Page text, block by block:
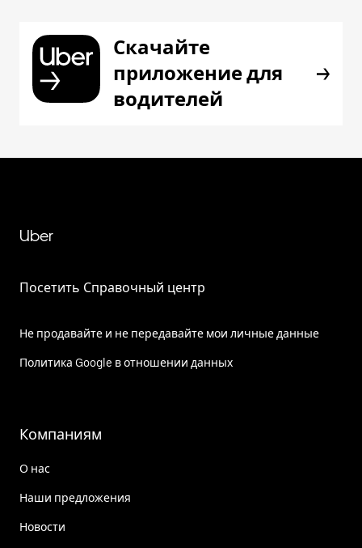
Скачайте
приложение для
водителей
Uber
Посетить Справочный центр
Не продавайте и не передавайте мои личные данные
Политика Google в отношении данных
Компаниям
О нас
Наши предложения
Новости